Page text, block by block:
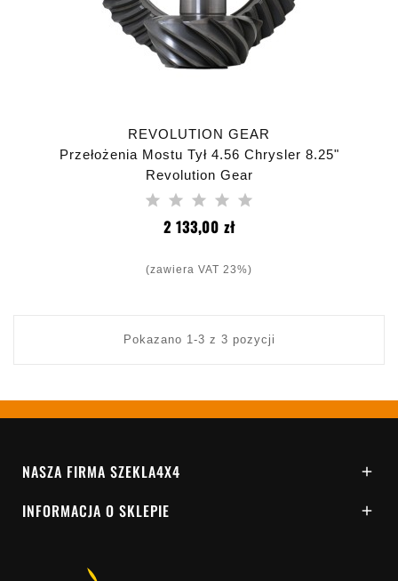
REVOLUTION GEAR
Przełożenia Mostu Tył 4.56 Chrysler 8.25"
Revolution Gear
2 133,00 złCena
(zawiera VAT 23%)
Pokazano 1-3 z 3 pozycji
NASZA FIRMA SZEKLA4X4 
INFORMACJA O SKLEPIE 